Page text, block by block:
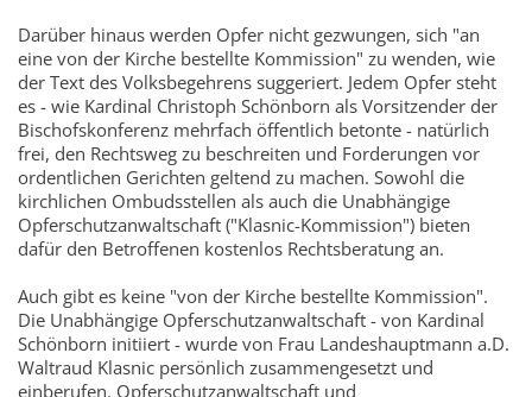
Darüber hinaus werden Opfer nicht gezwungen, sich "an
eine von der Kirche bestellte Kommission" zu wenden, wie
der Text des Volksbegehrens suggeriert. Jedem Opfer steht
es - wie Kardinal Christoph Schönborn als Vorsitzender der
Bischofskonferenz mehrfach öffentlich betonte - natürlich
frei, den Rechtsweg zu beschreiten und Forderungen vor
ordentlichen Gerichten geltend zu machen. Sowohl die
kirchlichen Ombudsstellen als auch die Unabhängige
Opferschutzanwaltschaft ("Klasnic-Kommission") bieten
dafür den Betroffenen kostenlos Rechtsberatung an.
Auch gibt es keine "von der Kirche bestellte Kommission".
Die Unabhängige Opferschutzanwaltschaft - von Kardinal
Schönborn initiiert - wurde von Frau Landeshauptmann a.D.
Waltraud Klasnic persönlich zusammengesetzt und
einberufen. Opferschutzanwaltschaft und